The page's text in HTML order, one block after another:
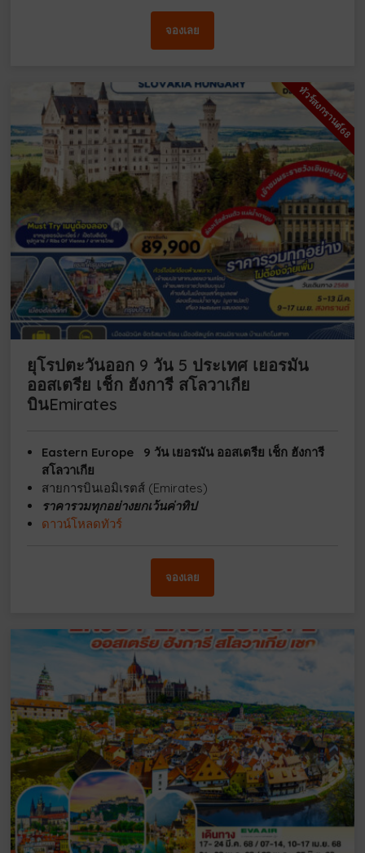
จองเลย
ทัวร์สงกรานต์68
ยุโรปตะวันออก 9 วัน 5 ประเทศ เยอรมัน
ออสเตรีย เช็ก ฮังการี สโลวาเกีย
บินEmirates
Eastern Europe 9 วัน เยอรมัน ออสเตรีย เช็ก ฮังการี
สโลวาเกีย
สายการบินเอมิเรตส์ (Emirates)
ราคารวมทุกอย่างยกเว้นค่าทิป
ดาวน์โหลดทัวร์
จองเลย